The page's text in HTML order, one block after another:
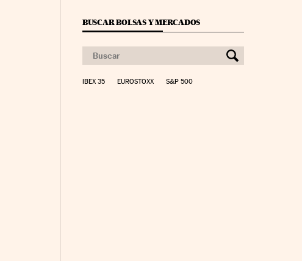
BUSCAR BOLSAS Y MERCADOS
IBEX 35 EUROSTOXX S&P 500